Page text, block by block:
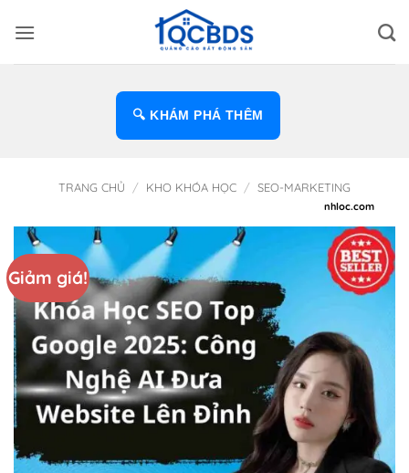
qua
🔍 KHÁM PHÁ THÊM
TRANG CHỦ / KHO KHÓA HỌC / SEO-MARKETING
Giảm giá!